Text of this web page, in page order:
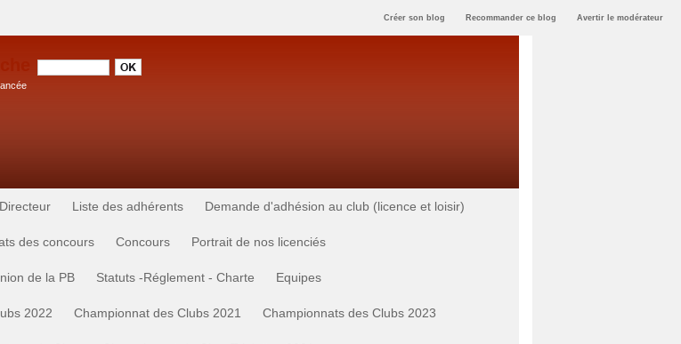
Créer son blog Recommander ce blog Avertir le modérateur
Liste des adhérents Demande d'adhésion au club (licence et loisir)
des concours Concours Portrait de nos licenciés
de la PB Statuts -Réglement - Charte Equipes
2022 Championnat des Clubs 2021 Championnats des Clubs 2023